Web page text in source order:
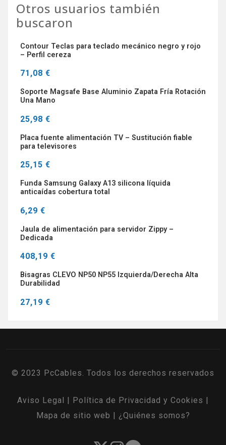
Otros usuarios también
buscaron
Contour Teclas para teclado mecánico negro y rojo
– Perfil cereza
71,08 €
Soporte Magsafe Base Aluminio Zapata Fría Rotación
Una Mano
25,98 €
Placa fuente alimentación TV – Sustitución fiable
para televisores
25,15 €
Funda Samsung Galaxy A13 silicona líquida
anticaídas cobertura total
6,29 €
Jaula de alimentación para servidor Zippy –
Dedicada
408,19 €
Bisagras CLEVO NP50 NP55 Izquierda/Derecha Alta
Durabilidad
27,19 €
© 2023 PcCables. Todos los derechos reservados
Aviso Legal | Política de Privacidad y Cookies |
Mapa de sitio web | ¿Quiénes somos?